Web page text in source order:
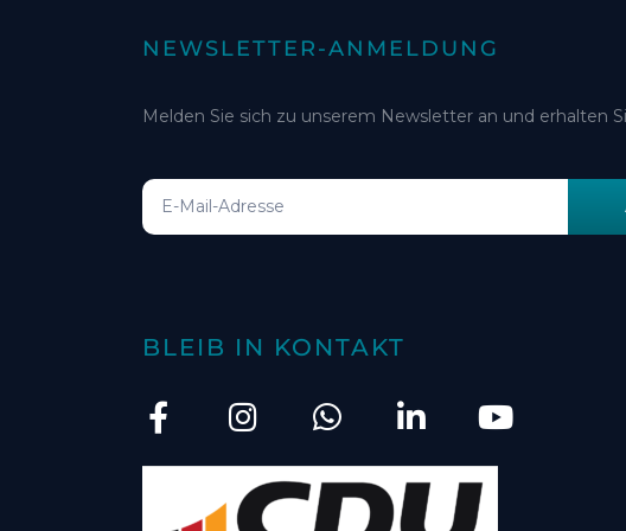
NEWSLETTER-ANMELDUNG
Melden Sie sich zu unserem Newsletter an und erhalten
BLEIB IN KONTAKT